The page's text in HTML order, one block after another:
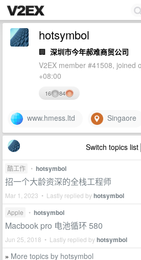
hotsymbol
🏢 深圳市今年郝难商贸公司
V2EX member #41508, joined
+08:00
16 84
www.hmess.ltd Singaore
Switch topics list
酷工作 • hotsymbol
招一个大龄资深的全栈工程师
Mar 1, 2023 • Lastly replied byhotsymbol
Apple • hotsymbol
Macbook pro 电池循环 580
Jun 25, 2018 • Lastly replied byhotsymbol
» More topics by hotsymbol